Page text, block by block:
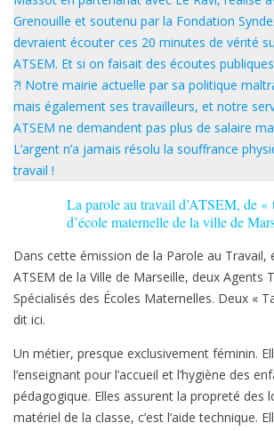
Grenouille et soutenu par la Fondation
devraient écouter ces 20 minutes de vérité
ATSEM. Et si on faisait des écoutes
?! Notre mairie actuelle par sa politique
mais également ses travailleurs, et notre
ATSEM ne demandent pas plus de salaire
L’argent n’a jamais résolu la souffrance
travail !
La parole au travail d’ATSEM, de «
d’école maternelle de la ville de
Dans cette émission de la Parole au Travail,
ATSEM de la Ville de Marseille, deux Agents
Spécialisés des Écoles Maternelles. Deux «
dit ici.
Un métier, presque exclusivement féminin.
l’enseignant pour l’accueil et l’hygiène des
pédagogique. Elles assurent la propreté des
matériel de la classe, c’est l’aide technique.